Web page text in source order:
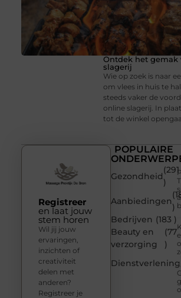
Ontdek het gemak
slagerij
Wie op zoek is naar
om vlees in huis te
steeds vaker de
online slagerij. In
tot de winkel
POPULAIRE
Gezondheid
(291
)
Aanbiedingen
)
Bedrijven (183 )
Beauty en
verzorging
(77
)
Dienstverlening
Registreer
en laat jouw
stem horen
Wil jij jouw
ervaringen,
inzichten of
creativiteit
delen met
anderen?
Registreer je